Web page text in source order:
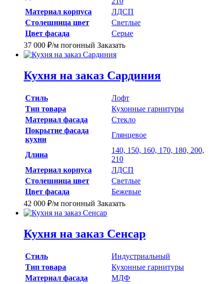
Материал корпуса
ЛДСП
Столешница цвет
Светлые
Цвет фасада
Серые
37 000 ₽/м погонный Заказать
Кухня на заказ Сардиния
Стиль
Лофт
Тип товара
Кухонные гарнитуры
Материал фасада
Стекло
Покрытие фасада
кухни
Глянцевое
Длина
140, 150, 160, 170, 180, 200,
210
Материал корпуса
ЛДСП
Столешница цвет
Светлые
Цвет фасада
Бежевые
42 000 ₽/м погонный Заказать
Кухня на заказ Сенсар
Стиль
Индустриальный
Тип товара
Кухонные гарнитуры
Материал фасада
МДФ